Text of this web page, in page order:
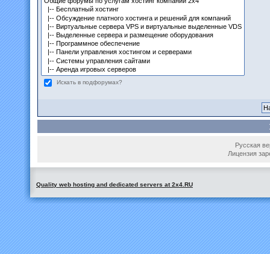
Искать в подфорумах?
Русская
Лицензия
Quality web hosting and dedicated servers at 2x4.RU